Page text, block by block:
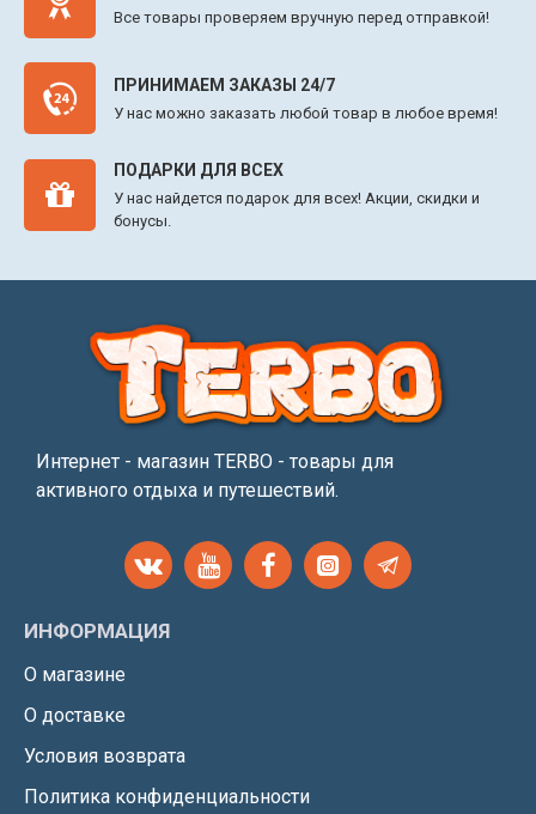
Все товары проверяем вручную перед отправкой!
ПРИНИМАЕМ ЗАКАЗЫ 24/7
У нас можно заказать любой товар в любое время!
ПОДАРКИ ДЛЯ ВСЕХ
У нас найдется подарок для всех! Акции, скидки и
бонусы.
Интернет - магазин TERBO - товары для
активного отдыха и путешествий.
ИНФОРМАЦИЯ
О магазине
О доставке
Условия возврата
Политика конфиденциальности